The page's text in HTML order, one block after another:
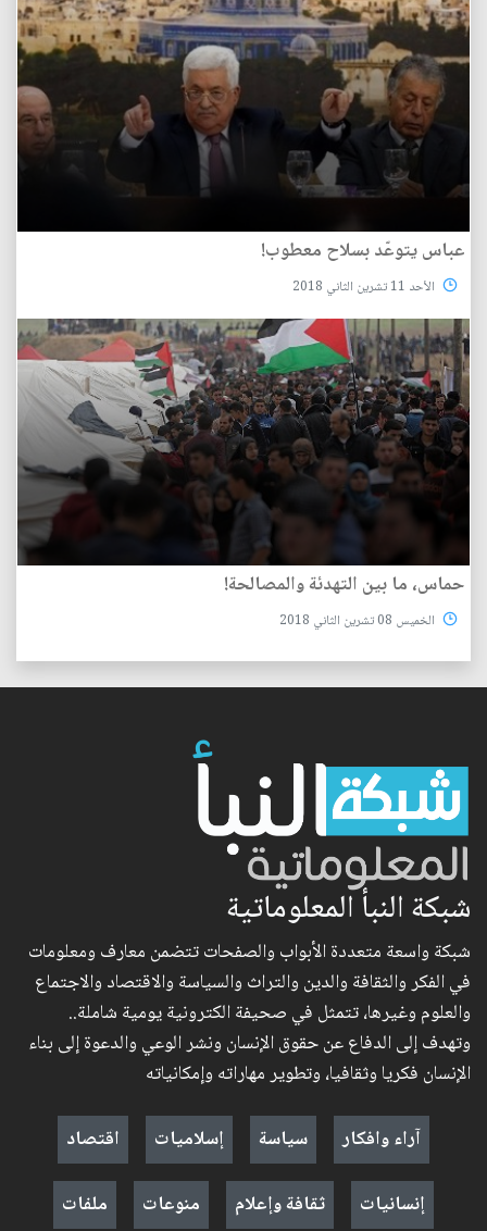
عباس يتوعّد بسلاح معطوب!
الأحد 11 تشرين الثاني 2018
حماس، ما بين التهدئة والمصالحة!
الخميس 08 تشرين الثاني 2018
شبكة النبأ المعلوماتية
شبكة واسعة متعددة الأبواب والصفحات تتضمن معارف ومعلومات
في الفكر والثقافة والدين والتراث والسياسة والاقتصاد والاجتماع
والعلوم وغيرها، تتمثل في صحيفة الكترونية يومية شاملة..
وتهدف إلى الدفاع عن حقوق الإنسان ونشر الوعي والدعوة إلى بناء
الإنسان فكريا وثقافيا، وتطوير مهاراته وإمكانياته
آراء وافكار
سياسة إسلاميات
اقتصاد
إنسانيات
ثقافة وإعلام منوعات ملفات